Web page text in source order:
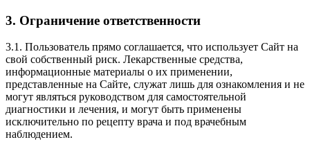
3. Ограничение ответственности
3.1. Пользователь прямо соглашается, что использует Сайт на
свой собственный риск. Лекарственные средства,
информационные материалы о их применении,
представленные на Сайте, служат лишь для ознакомления и не
могут являться руководством для самостоятельной
диагностики и лечения, и могут быть применены
исключительно по рецепту врача и под врачебным
наблюдением.